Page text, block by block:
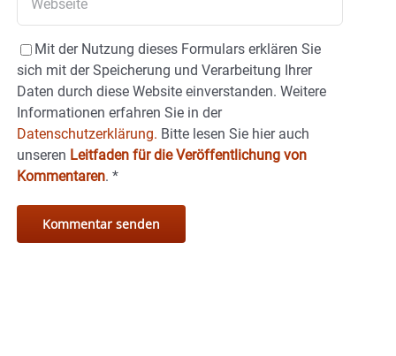
Mit der Nutzung dieses Formulars erklären Sie
sich mit der Speicherung und Verarbeitung Ihrer
Daten durch diese Website einverstanden. Weitere
Informationen erfahren Sie in der
Datenschutzerklärung. Bitte lesen Sie hier auch
unseren Leitfaden für die Veröffentlichung von
Kommentaren. *